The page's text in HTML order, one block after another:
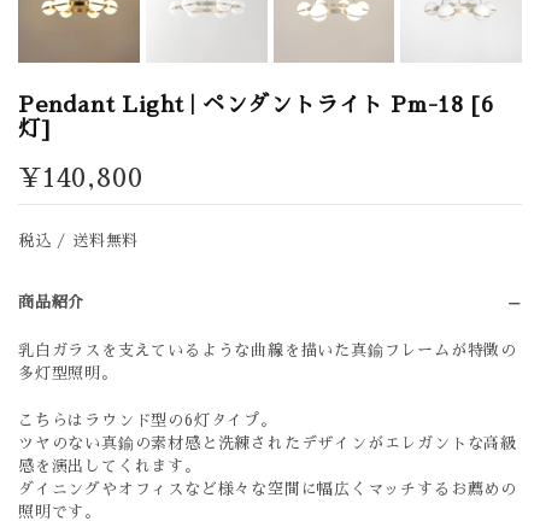
Pendant Light | ペンダントライト Pm-18 [6
灯]
¥140,800
税込 / 送料無料
商品紹介
乳白ガラスを支えているような曲線を描いた真鍮フレームが特徴の
多灯型照明。
こちらはラウンド型の6灯タイプ。
ツヤのない真鍮の素材感と洗練されたデザインがエレガントな高級
感を演出してくれます。
ダイニングやオフィスなど様々な空間に幅広くマッチするお薦めの
照明です。